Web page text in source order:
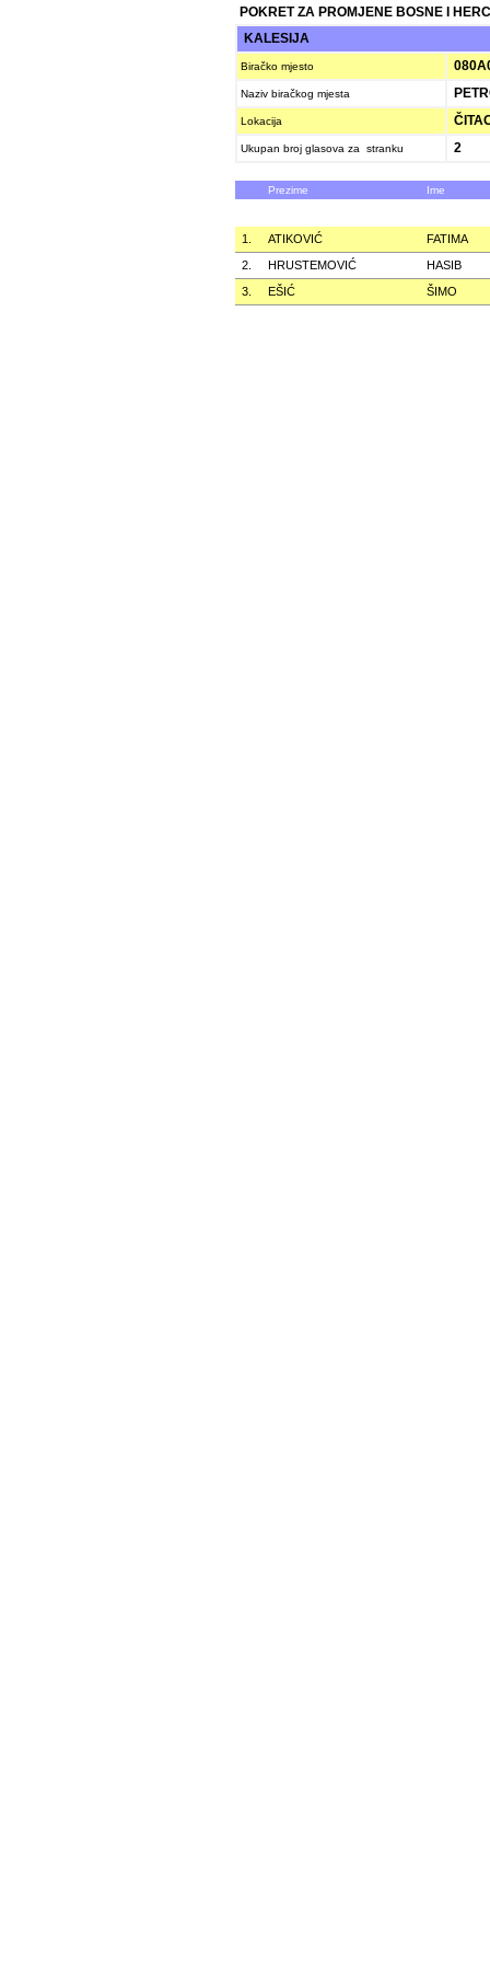
POKRET ZA PROMJENE BOSNE I
KALESIJA
Biračko mjesto
Naziv biračkog mjesta
Lokacija
Ukupan broj glasova za stranku 2
Prezime Ime
1. ATIKOVIĆ
FATIMA
2.
HRUSTEMOVIĆ
HASIB
3.
EŠIĆ ŠIMO